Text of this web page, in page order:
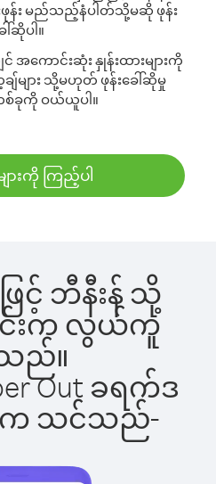
န်း မည်သည့်နံပါတ်သို့မဆို ဖုန်း
ါ်ဆိုပါ။
ကောင်းဆုံး နှုန်းထားများကို
များ သို့မဟုတ် ဖုန်းခေါ်ဆိုမှု
ခုကို ဝယ်ယူပါ။
ားကို ကြည့်ပါ
ြင့် ဘီနီးန် သို့
ြင်းက လွယ်ကူ
ည်။
Out ခရက်ဒ
ါက သင်သည်-